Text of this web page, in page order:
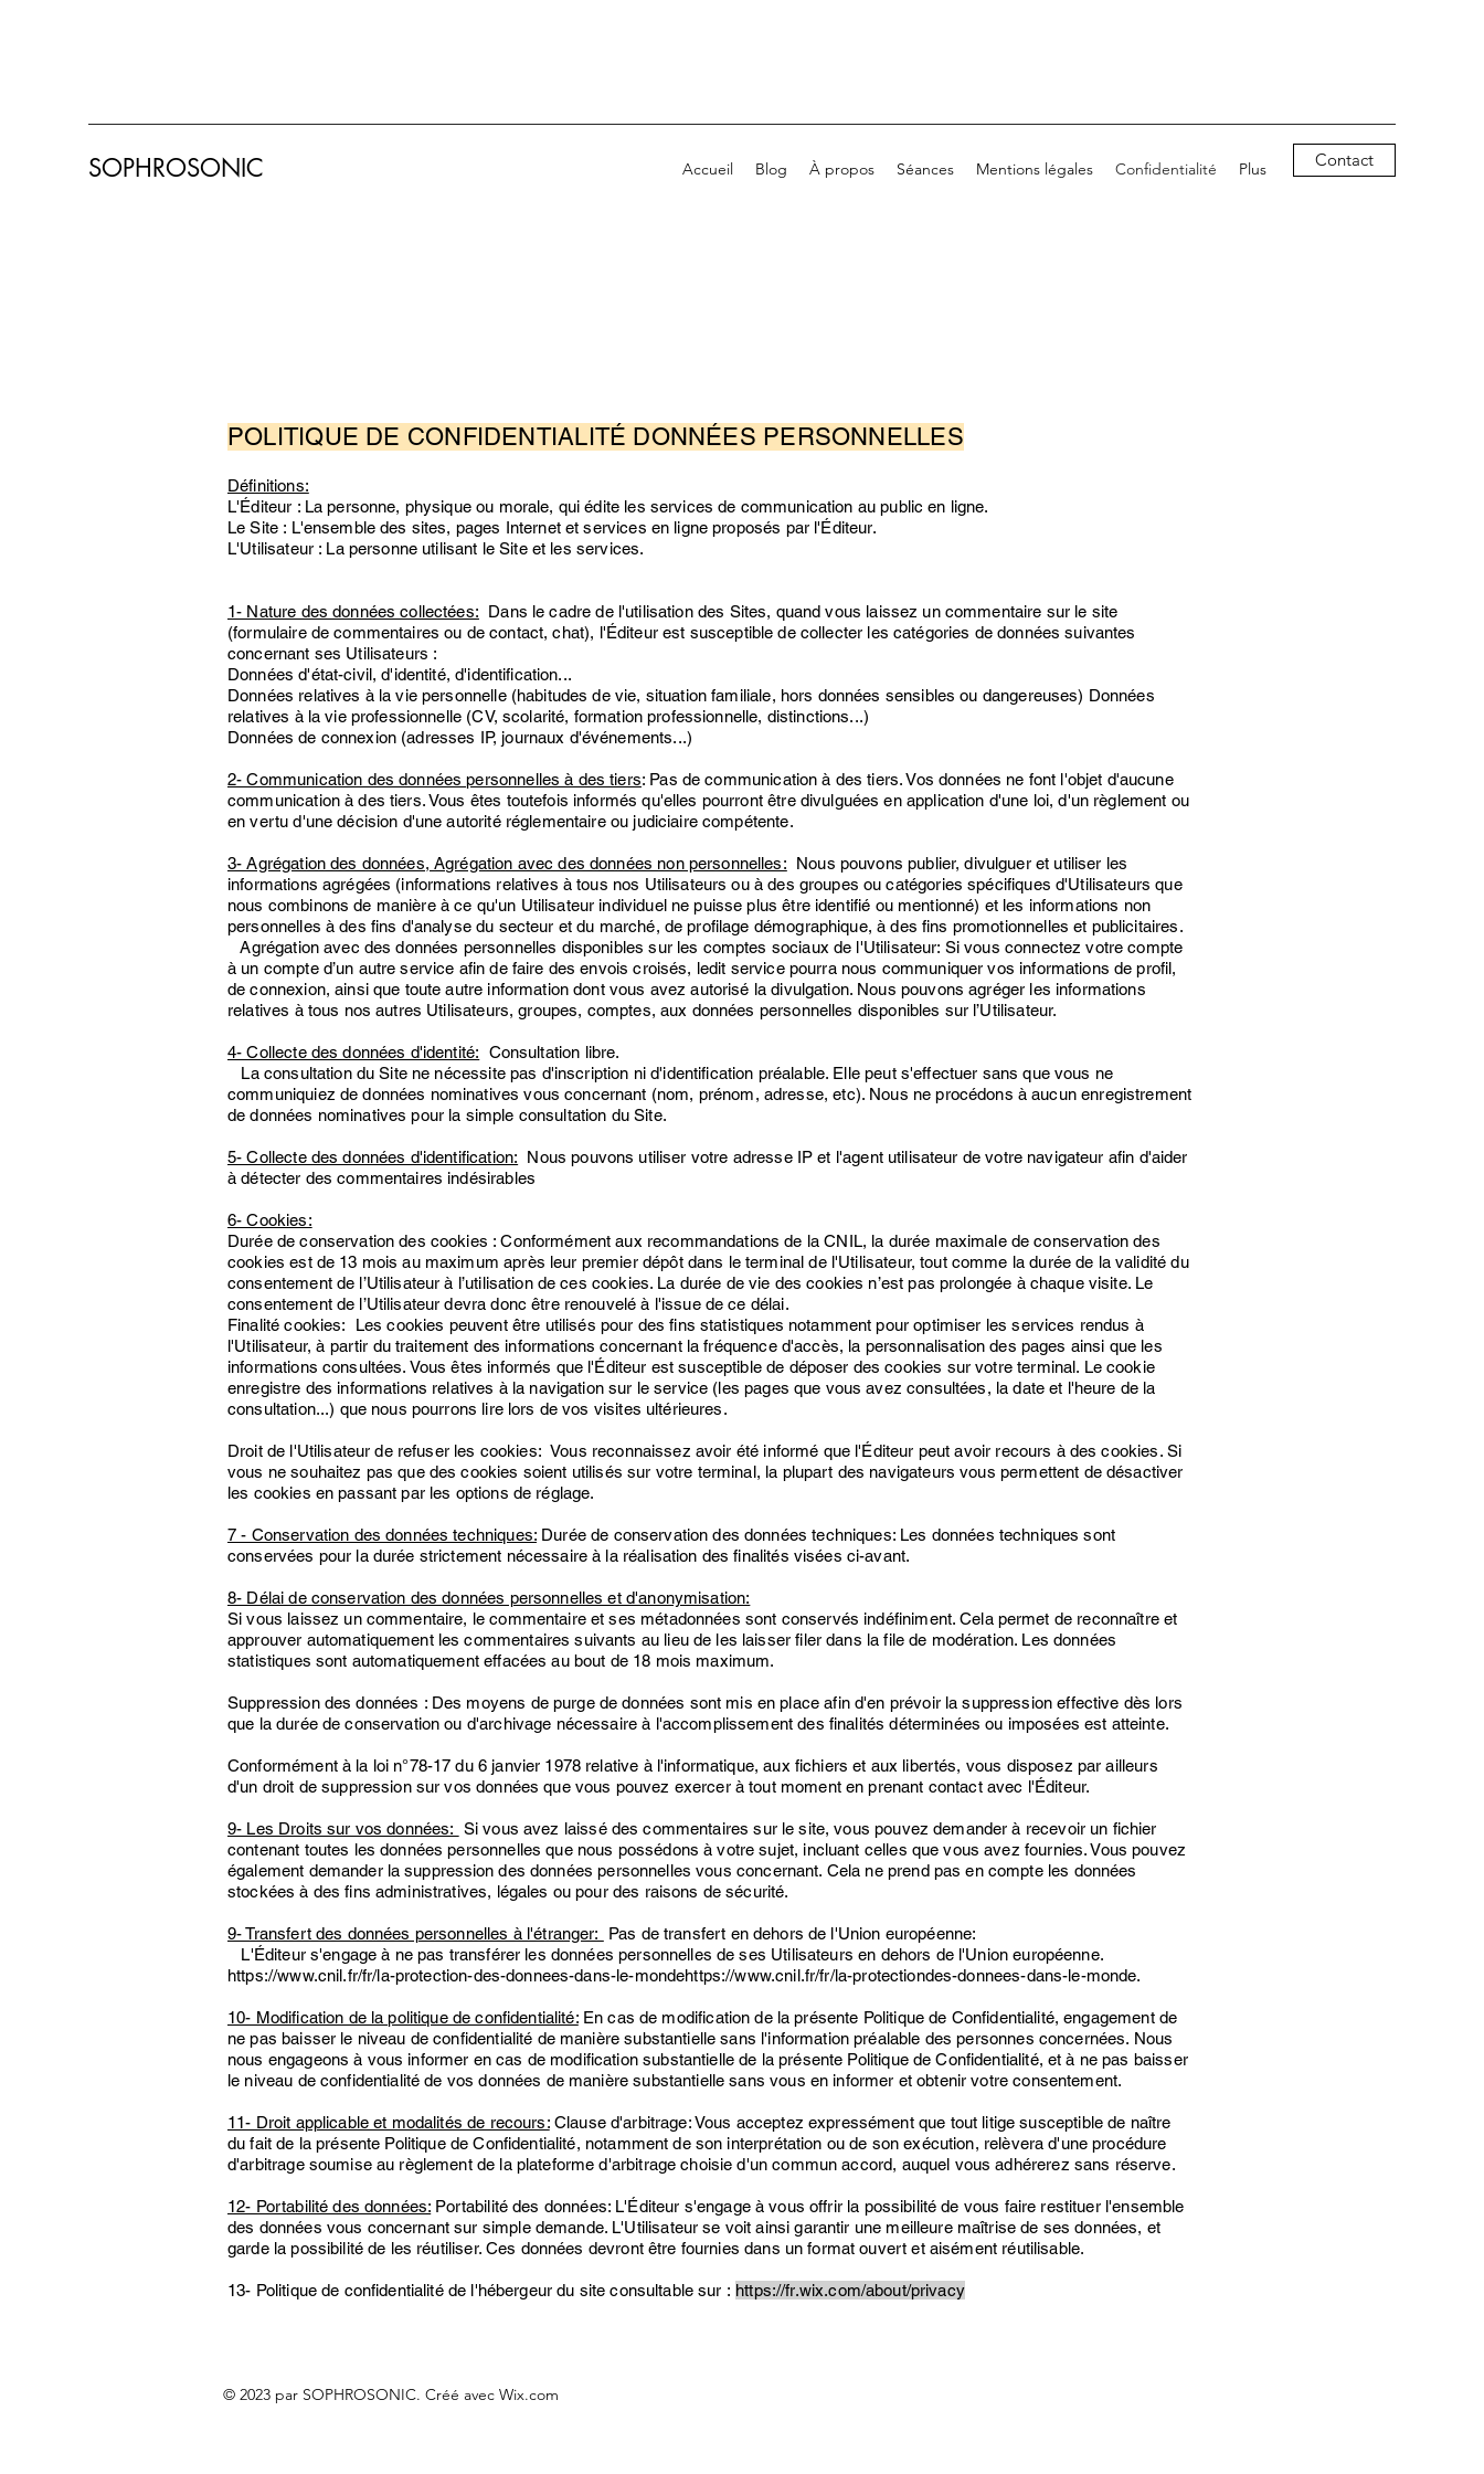
SOPHROSONIC Accueil Blog À propos Séances Mentions légales Confidentialité Plus Contact
POLITIQUE DE CONFIDENTIALITÉ DONNÉES PERSONNELLES
Définitions:
L'Éditeur : La personne, physique ou morale, qui édite les services de communication au public en ligne.
Le Site : L'ensemble des sites, pages Internet et services en ligne proposés par l'Éditeur.
L'Utilisateur : La personne utilisant le Site et les services.
1- Nature des données collectées: Dans le cadre de l'utilisation des Sites, quand vous laissez un commentaire sur le site
(formulaire de commentaires ou de contact, chat), l'Éditeur est susceptible de collecter les catégories de données suivantes
concernant ses Utilisateurs :
Données d'état-civil, d'identité, d'identification...
Données relatives à la vie personnelle (habitudes de vie, situation familiale, hors données sensibles ou dangereuses) Données
relatives à la vie professionnelle (CV, scolarité, formation professionnelle, distinctions...)
Données de connexion (adresses IP, journaux d'événements...)
2- Communication des données personnelles à des tiers: Pas de communication à des tiers. Vos données ne font l'objet d'aucune
communication à des tiers. Vous êtes toutefois informés qu'elles pourront être divulguées en application d'une loi, d'un règlement ou
en vertu d'une décision d'une autorité réglementaire ou judiciaire compétente.
3- Agrégation des données, Agrégation avec des données non personnelles: Nous pouvons publier, divulguer et utiliser les
informations agrégées (informations relatives à tous nos Utilisateurs ou à des groupes ou catégories spécifiques d'Utilisateurs que
nous combinons de manière à ce qu'un Utilisateur individuel ne puisse plus être identifié ou mentionné) et les informations non
personnelles à des fins d'analyse du secteur et du marché, de profilage démographique, à des fins promotionnelles et publicitaires.
Agrégation avec des données personnelles disponibles sur les comptes sociaux de l'Utilisateur: Si vous connectez votre compte
à un compte d’un autre service afin de faire des envois croisés, ledit service pourra nous communiquer vos informations de profil,
de connexion, ainsi que toute autre information dont vous avez autorisé la divulgation. Nous pouvons agréger les informations
relatives à tous nos autres Utilisateurs, groupes, comptes, aux données personnelles disponibles sur l’Utilisateur.
4- Collecte des données d'identité: Consultation libre.
La consultation du Site ne nécessite pas d'inscription ni d'identification préalable. Elle peut s'effectuer sans que vous ne
communiquiez de données nominatives vous concernant (nom, prénom, adresse, etc). Nous ne procédons à aucun enregistrement
de données nominatives pour la simple consultation du Site.
5- Collecte des données d'identification: Nous pouvons utiliser votre adresse IP et l'agent utilisateur de votre navigateur afin d'aider
à détecter des commentaires indésirables
6- Cookies:
Durée de conservation des cookies : Conformément aux recommandations de la CNIL, la durée maximale de conservation des
cookies est de 13 mois au maximum après leur premier dépôt dans le terminal de l'Utilisateur, tout comme la durée de la validité du
consentement de l’Utilisateur à l’utilisation de ces cookies. La durée de vie des cookies n’est pas prolongée à chaque visite. Le
consentement de l’Utilisateur devra donc être renouvelé à l'issue de ce délai.
Finalité cookies: Les cookies peuvent être utilisés pour des fins statistiques notamment pour optimiser les services rendus à
l'Utilisateur, à partir du traitement des informations concernant la fréquence d'accès, la personnalisation des pages ainsi que les
informations consultées. Vous êtes informés que l'Éditeur est susceptible de déposer des cookies sur votre terminal. Le cookie
enregistre des informations relatives à la navigation sur le service (les pages que vous avez consultées, la date et l'heure de la
consultation...) que nous pourrons lire lors de vos visites ultérieures.
Droit de l'Utilisateur de refuser les cookies: Vous reconnaissez avoir été informé que l'Éditeur peut avoir recours à des cookies. Si
vous ne souhaitez pas que des cookies soient utilisés sur votre terminal, la plupart des navigateurs vous permettent de désactiver
les cookies en passant par les options de réglage.
7 - Conservation des données techniques: Durée de conservation des données techniques: Les données techniques sont
conservées pour la durée strictement nécessaire à la réalisation des finalités visées ci-avant.
8- Délai de conservation des données personnelles et d'anonymisation:
Si vous laissez un commentaire, le commentaire et ses métadonnées sont conservés indéfiniment.Celapermet de reconnaître et
approuver automatiquement les commentaires suivants au lieu de les laisser filer dans la file de modération. Les données
statistiques sont automatiquement effacées au bout de 18 mois maximum.
Suppression des données : Des moyens de purge de données sont mis en place afin d'en prévoir la suppression effective dès lors
que la durée de conservation ou d'archivage nécessaire à l'accomplissement des finalités déterminées ou imposées est atteinte.
Conformément à la loi n°78-17 du 6 janvier 1978 relative à l'informatique, aux fichiers et aux libertés, vous disposez par ailleurs
d'un droit de suppression sur vos données que vous pouvez exercer à tout moment en prenant contact avec l'Éditeur.
9- Les Droits sur vos données: Si vous avez laissé des commentaires sur le site, vous pouvez demander à recevoir un fichier
contenant toutes les données personnelles que nous possédons à votre sujet, incluant celles que vous avez fournies. Vous pouvez
également demander lasuppression des données personnelles vous concernant. Cela ne prend pas en compte les données
stockées à des fins administratives, légales ou pour des raisons de sécurité.
9- Transfert des données personnelles à l'étranger:
Pas de transfert en dehors de l'Union européenne:
L'Éditeur s'engage à ne pas transférer les données personnelles de ses Utilisateurs en dehors de l'Union européenne.
https://www.cnil.fr/fr/la-protection-des-donnees-dans-le-mondehttps://www.cnil.fr/fr/la-protectiondes-donnees-dans-le-monde.
10- Modification de la politique de confidentialité:En cas de modification de la présente Politique de Confidentialité, engagement de
ne pas baisser le niveau de confidentialité de manière substantielle sans l'information préalable des personnes concernées. Nous
nous engageons à vous informer en cas de modification substantielle de la présente Politique de Confidentialité, et à ne pas baisser
le niveau de confidentialité de vos données de manière substantielle sans vous en informer et obtenir votre consentement.
11- Droit applicable et modalités de recours:Clause d'arbitrage: Vous acceptez expressément que tout litige susceptible de naître
du fait de la présente Politique de Confidentialité, notamment de son interprétation ou de son exécution, relèvera d'une procédure
d'arbitrage soumise au règlement de la plateforme d'arbitrage choisie d'un commun accord, auquel vous adhérerez sans réserve.
12- Portabilité des données: Portabilité des données: L'Éditeur s'engage à vous offrir la possibilité de vous faire restituer l'ensemble
des données vous concernant sur simple demande. L'Utilisateur se voit ainsi garantir une meilleure maîtrise de ses données, et
garde la possibilité de les réutiliser. Ces données devront être fournies dans un format ouvert et aisément réutilisable.
13- Politique de confidentialité de l'hébergeur du site consultable sur : https://fr.wix.com/about/privacy
© 2023 par SOPHROSONIC. Créé avec Wix.com